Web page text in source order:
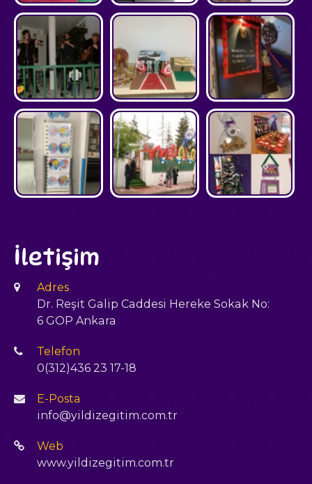
İletişim
Adres
Dr. Reşit Galip Caddesi Hereke Sokak No:
6 GOP Ankara
Telefon
0(312)436 23 17-18
E-Posta
info@yildizegitim.com.tr
Web
www.yildizegitim.com.tr